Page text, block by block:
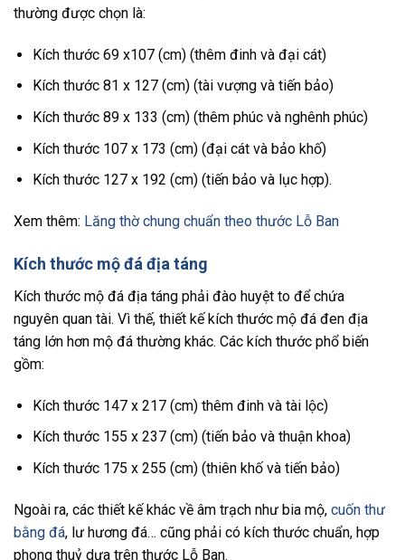
thường được chọn là:
Kích thước 69 x107 (cm) (thêm đinh và đại cát)
Kích thước 81 x 127 (cm) (tài vượng và tiến bảo)
Kích thước 89 x 133 (cm) (thêm phúc và nghênh phúc)
Kích thước 107 x 173 (cm) (đại cát và bảo khố)
Kích thước 127 x 192 (cm) (tiến bảo và lục hợp).
Xem thêm: Lăng thờ chung chuẩn theo thước Lỗ Ban
Kích thước mộ đá địa táng
Kích thước mộ đá địa táng phải đào huyệt to để chứa
nguyên quan tài. Vì thế, thiết kế kích thước mộ đá đen địa
táng lớn hơn mộ đá thường khác. Các kích thước phổ biến
gồm:
Kích thước 147 x 217 (cm) thêm đinh và tài lộc)
Kích thước 155 x 237 (cm) (tiến bảo và thuận khoa)
Kích thước 175 x 255 (cm) (thiên khố và tiến bảo)
Ngoài ra, các thiết kế khác về âm trạch như bia mộ, cuốn thư
bằng đá, lư hương đá… cũng phải có kích thước chuẩn, hợp
phong thuỷ dựa trên thước Lỗ Ban.